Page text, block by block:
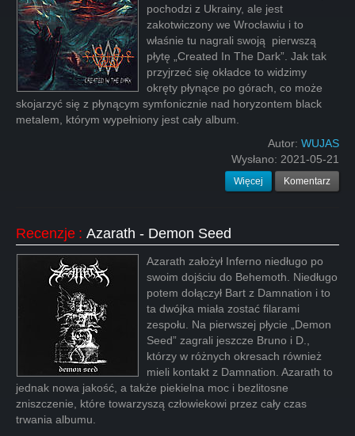
pochodzi z Ukrainy, ale jest
zakotwiczony we Wrocławiu i to
właśnie tu nagrali swoją pierwszą
płytę „Created In The Dark”. Jak tak
przyjrzeć się okładce to widzimy
okręty płynące po górach, co może
skojarzyć się z płynącym symfonicznie nad horyzontem black
metalem, którym wypełniony jest cały album.
Autor: WUJAS
Wysłano: 2021-05-21
Więcej Komentarz
Recenzje : Azarath - Demon Seed
Azarath założył Inferno niedługo po
swoim dojściu do Behemoth. Niedługo
potem dołączył Bart z Damnation i to
ta dwójka miała zostać filarami
zespołu. Na pierwszej płycie „Demon
Seed” zagrali jeszcze Bruno i D.,
którzy w różnych okresach również
mieli kontakt z Damnation. Azarath to
jednak nowa jakość, a także piekielna moc i bezlitosne
zniszczenie, które towarzyszą człowiekowi przez cały czas
trwania albumu.